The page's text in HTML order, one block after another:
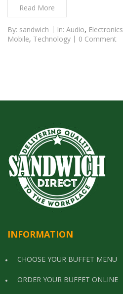
Read More
By: sandwich In: Audio, Electronics
Mobile, Technology 0 Comment
INFORMATION
CHOOSE YOUR BUFFET MENU
ORDER YOUR BUFFET ONLINE